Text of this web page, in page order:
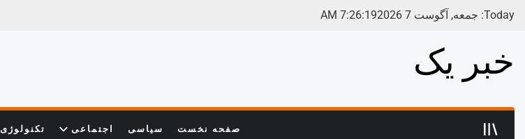
Today: جمعه, آگوست 7 2026 7:26:20
AM
خبر یک
صفحه نخست سیاسی اجتماعی تکنولوژی